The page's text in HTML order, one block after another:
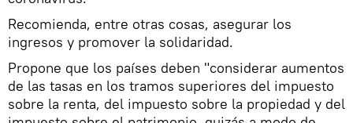
Recomienda, entre otras cosas, asegurar los
ingresos y promover la solidaridad.
Propone que los países deben "considerar aumentos
de las tasas en los tramos superiores del impuesto
sobre la renta, del impuesto sobre la propiedad y del